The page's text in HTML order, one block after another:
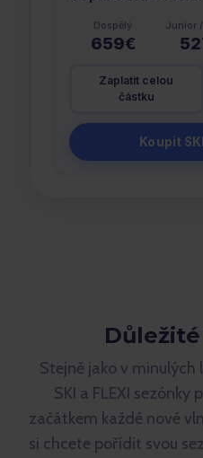
Dospělý
659€
Junior
Zaplatit celou
částku
Koupit
Stejně jako v minulých
SKI a FLEXI
začátkem každé nové
si chcete pořídit svou